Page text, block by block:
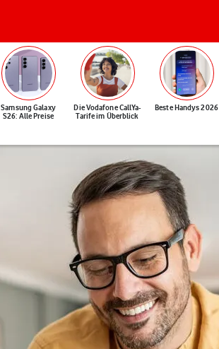
Samsung Galaxy
S26: Alle Preise
Die Vodafone CallYa-
Tarife im Überblick
Beste Handys 2026